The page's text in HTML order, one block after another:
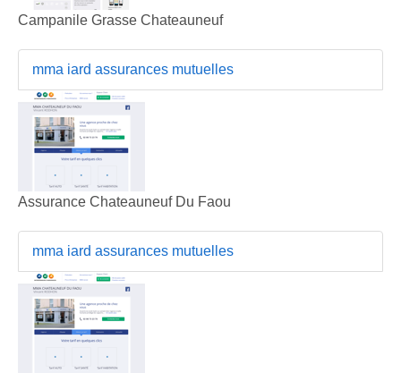
Campanile Grasse Chateauneuf
mma iard assurances mutuelles
Assurance Chateauneuf Du Faou
mma iard assurances mutuelles